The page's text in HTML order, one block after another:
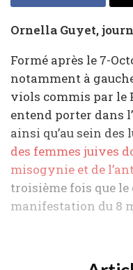
Ornella Guyet,
Formé après le 7-
notamment à
viols commis par le
entend porter dans
ainsi qu’au sein
des femmes juives
misogynie et de
troisième fois que
manifestation du 8